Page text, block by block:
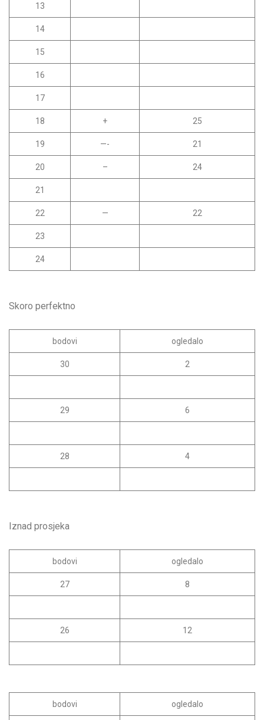
13
14
15
16
17
18 + 25
19 —- 21
20 – 24
21
22 — 22
23
24
Skoro perfektno
bodovi ogledalo
30 2
29 6
28 4
Iznad prosjeka
bodovi ogledalo
27 8
26 12
bodovi ogledalo